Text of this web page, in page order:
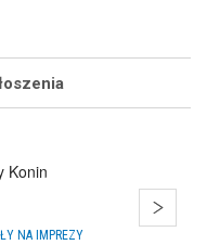
Konin
NA IMPREZY